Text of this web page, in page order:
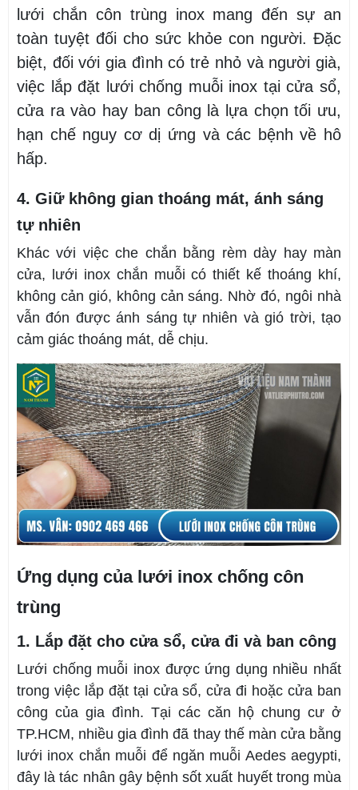
lưới chắn côn trùng inox mang đến sự an
toàn tuyệt đối cho sức khỏe con người. Đặc
biệt, đối với gia đình có trẻ nhỏ và người già,
việc lắp đặt lưới chống muỗi inox tại cửa sổ,
cửa ra vào hay ban công là lựa chọn tối ưu,
hạn chế nguy cơ dị ứng và các bệnh về hô
hấp.
4. Giữ không gian thoáng mát, ánh sáng
tự nhiên
Khác với việc che chắn bằng rèm dày hay màn
cửa, lưới inox chắn muỗi có thiết kế thoáng khí,
không cản gió, không cản sáng. Nhờ đó, ngôi nhà
vẫn đón được ánh sáng tự nhiên và gió trời, tạo
cảm giác thoáng mát, dễ chịu.
Ứng dụng của lưới inox chống côn
trùng
1. Lắp đặt cho cửa sổ, cửa đi và ban công
Lưới chống muỗi inox được ứng dụng nhiều nhất
trong việc lắp đặt tại cửa sổ, cửa đi hoặc cửa ban
công của gia đình. Tại các căn hộ chung cư ở
TP.HCM, nhiều gia đình đã thay thế màn cửa bằng
lưới inox chắn muỗi để ngăn muỗi Aedes aegypti,
đây là tác nhân gây bệnh sốt xuất huyết trong mùa